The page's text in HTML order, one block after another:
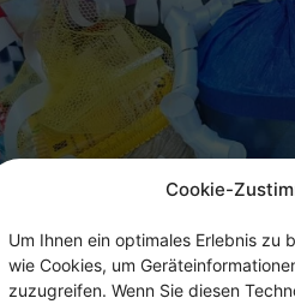
Cookie-
Um Ihnen ein optimales Erlebnis zu
wie Cookies, um
zuzugreifen. Wenn Sie diesen